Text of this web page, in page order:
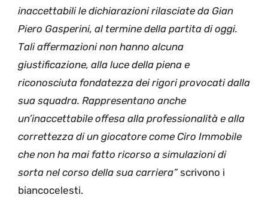
inaccettabili le dichiarazioni rilasciate da Gian
Piero Gasperini, al termine della partita di oggi.
Tali affermazioni non hanno alcuna
giustificazione, alla luce della piena e
riconosciuta fondatezza dei rigori provocati dalla
sua squadra. Rappresentano anche
un’inaccettabile offesa alla professionalità e alla
correttezza di un giocatore come Ciro Immobile
che non ha mai fatto ricorso a simulazioni di
sorta nel corso della sua carriera”scrivono i
biancocelesti.